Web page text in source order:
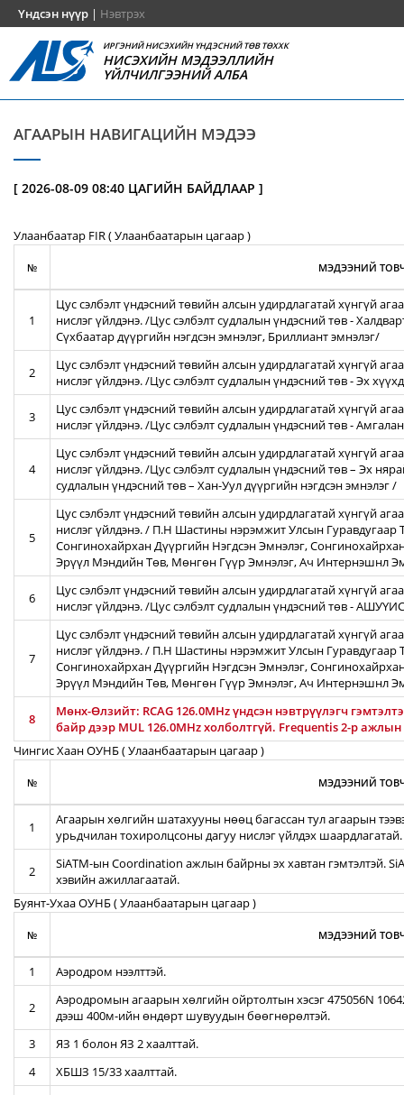
Үндсэн нүүр | Нэвтрэх
ИРГЭНИЙ НИСЭХИЙН ҮНДЭСНИЙ ТӨВ ТӨХХК
НИСЭХИЙН МЭДЭЭЛЛИЙН
ҮЙЛЧИЛГЭЭНИЙ АЛБА
АГААРЫН НАВИГАЦИЙН МЭДЭЭ
[ 2026-08-09 08:40 ЦАГИЙН БАЙДЛААР ]
Улаанбаатар FIR ( Улаанбаатарын цагаар )
№ МЭДЭЭНИЙ
1
Цус сэлбэлт үндэсний төвийн алсын удирдлагатай хүнгүй
нислэг үйлдэнэ. /Цус сэлбэлт судлалын үндэсний төв -
Сүхбаатар дүүргийн нэгдсэн эмнэлэг, Бриллиант эмнэлэг/
2
Цус сэлбэлт үндэсний төвийн алсын удирдлагатай хүнгүй
нислэг үйлдэнэ. /Цус сэлбэлт судлалын үндэсний төв - Эх
3
Цус сэлбэлт үндэсний төвийн алсын удирдлагатай хүнгүй
нислэг үйлдэнэ. /Цус сэлбэлт судлалын үндэсний төв -
4
Цус сэлбэлт үндэсний төвийн алсын удирдлагатай хүнгүй
нислэг үйлдэнэ. /Цус сэлбэлт судлалын үндэсний төв – Эх
судлалын үндэсний төв – Хан-Уул дүүргийн нэгдсэн эмнэлэг /
5
Цус сэлбэлт үндэсний төвийн алсын удирдлагатай хүнгүй
нислэг үйлдэнэ. / П.Н Шастины нэрэмжит Улсын Гуравдугаар
Сонгинохайрхан Дүүргийн Нэгдсэн Эмнэлэг,
Эрүүл Мэндийн Төв, Мөнгөн Гүүр Эмнэлэг, Ач Интернэшнл
6
Цус сэлбэлт үндэсний төвийн алсын удирдлагатай хүнгүй
нислэг үйлдэнэ. /Цус сэлбэлт судлалын үндэсний төв -
7
Цус сэлбэлт үндэсний төвийн алсын удирдлагатай хүнгүй
нислэг үйлдэнэ. / П.Н Шастины нэрэмжит Улсын Гуравдугаар
Сонгинохайрхан Дүүргийн Нэгдсэн Эмнэлэг,
Эрүүл Мэндийн Төв, Мөнгөн Гүүр Эмнэлэг, Ач Интернэшнл
8
Мөнх-Өлзийт: RCAG 126.0MHz үндсэн нэвтрүүлэгч
байр дээр MUL 126.0MHz холболтгүй. Frequentis 2-р
Чингис Хаан ОУНБ ( Улаанбаатарын цагаар )
№ МЭДЭЭНИЙ
1
Агаарын хөлгийн шатахууны нөөц багассан тул агаарын
урьдчилан тохиролцсоны дагуу нислэг үйлдэх шаардлагатай.
2
SiATM-ын Coordination ажлын байрны эх хавтан гэмтэлтэй.
хэвийн ажиллагаатай.
Буянт-Ухаа ОУНБ ( Улаанбаатарын цагаар )
№ МЭДЭЭНИЙ
1 Аэродром нээлттэй.
2
Аэродромын агаарын хөлгийн ойртолтын хэсэг 475056N
дээш 400м-ийн өндөрт шувуудын бөөгнөрөлтэй.
3
ЯЗ 1 болон ЯЗ 2 хаалттай.
4
ХБШЗ 15/33 хаалттай.